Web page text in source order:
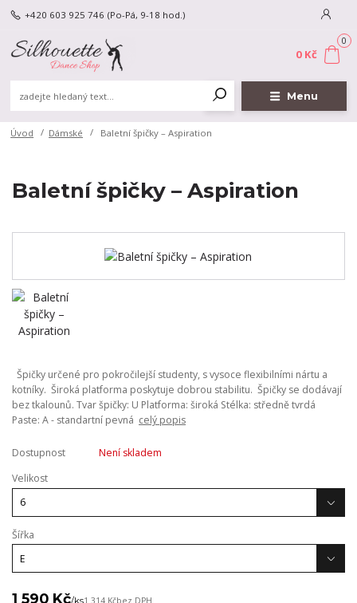
Menu
+420 603 925 746 (Po-Pá, 9-18 hod.)
0
0 Kč
Úvod Dámské Baletní špičky – Aspiration
Baletní špičky – Aspiration
Špičky určené pro pokročilejší studenty, s vysoce flexibilními nártu a
kotníky. Široká platforma poskytuje dobrou stabilitu. Špičky se dodávají
bez tkalounů. Tvar špičky: U Platforma: široká Stélka: středně tvrdá
Paste: A - standartní pevná celý popis
Dostupnost
Není skladem
Velikost
Šířka
1 590 Kč/ks